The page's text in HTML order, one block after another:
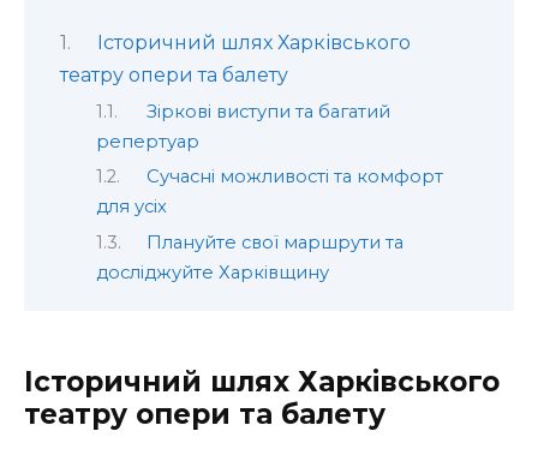
Історичний шлях Харківського
театру опери та балету
Зіркові виступи та багатий
репертуар
Сучасні можливості та комфорт
для усіх
Плануйте свої маршрути та
досліджуйте Харківщину
Історичний шлях Харківського
театру опери та балету